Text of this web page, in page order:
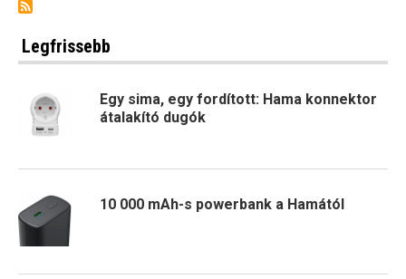
Legfrissebb
Egy sima, egy fordított: Hama konnektor
átalakító dugók
10 000 mAh-s powerbank a Hamától